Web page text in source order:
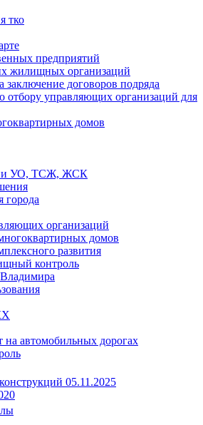
тко
предприятий
жилищных организаций
договоров подряда
отбору управляющих организаций для
домов
УО, ТСЖ, ЖСК
города
организаций
домов
развития
контроль
автомобильных дорогах
05.11.2025